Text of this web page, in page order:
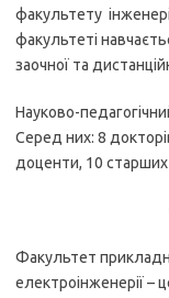
факультету
факультеті
заочної та
Науково-
Серед них: 8
доценти, 10 старших
Факультет
електроінженерії –